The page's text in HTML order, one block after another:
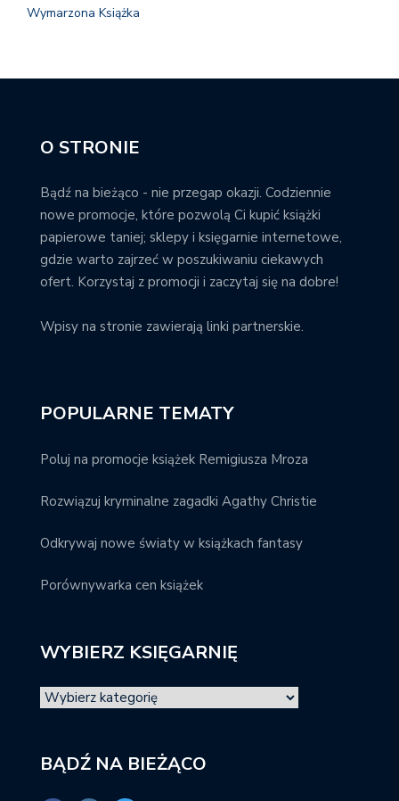
Wymarzona Książka
O STRONIE
Bądź na bieżąco - nie przegap okazji. Codziennie
nowe promocje, które pozwolą Ci kupić książki
papierowe taniej; sklepy i księgarnie internetowe,
gdzie warto zajrzeć w poszukiwaniu ciekawych
ofert. Korzystaj z promocji i zaczytaj się na dobre!
Wpisy na stronie zawierają linki partnerskie.
POPULARNE TEMATY
Poluj na promocje książek Remigiusza Mroza
Rozwiązuj kryminalne zagadki Agathy Christie
Odkrywaj nowe światy w książkach fantasy
Porównywarka cen książek
WYBIERZ KSIĘGARNIĘ
BĄDŹ NA BIEŻĄCO